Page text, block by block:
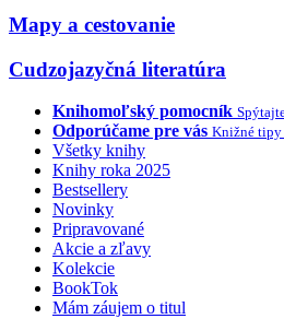
Mapy a cestovanie
Cudzojazyčná literatúra
Knihomoľský pomocník
Odporúčame pre vás Knižné tipy
Všetky knihy
Knihy roka 2025
Bestsellery
Novinky
Pripravované
Akcie a zľavy
Kolekcie
BookTok
Mám záujem o titul